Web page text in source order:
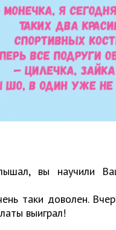
вы научили
таки доволен.
выиграл!